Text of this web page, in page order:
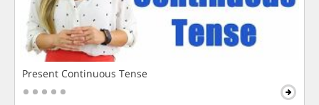
Present Continuous Tense